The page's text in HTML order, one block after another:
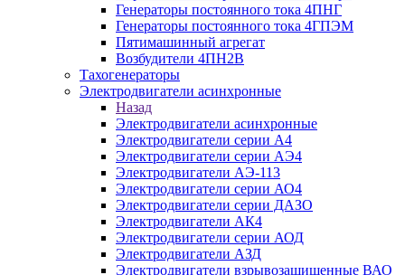
Генераторы постоянного тока 4ПНГ
Генераторы постоянного тока 4ГПЭМ
Пятимашинный агрегат
Возбудители 4ПН2В
Тахогенераторы
Электродвигатели асинхронные
Назад
Электродвигатели асинхронные
Электродвигатели серии А4
Электродвигатели серии АЭ4
Электродвигатели АЭ-113
Электродвигатели серии АО4
Электродвигатели серии ДАЗО
Электродвигатели АК4
Электродвигатели серии АОД
Электродвигатели АЗД
Электродвигатели взрывозащищенные ВАО